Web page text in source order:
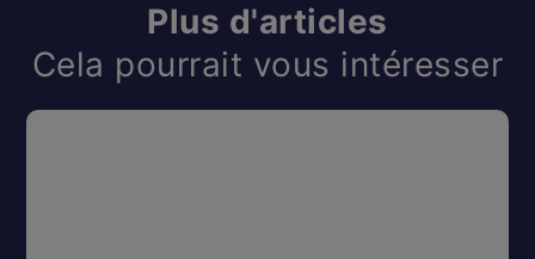
Plus d'articles
Cela pourrait vous intéresser